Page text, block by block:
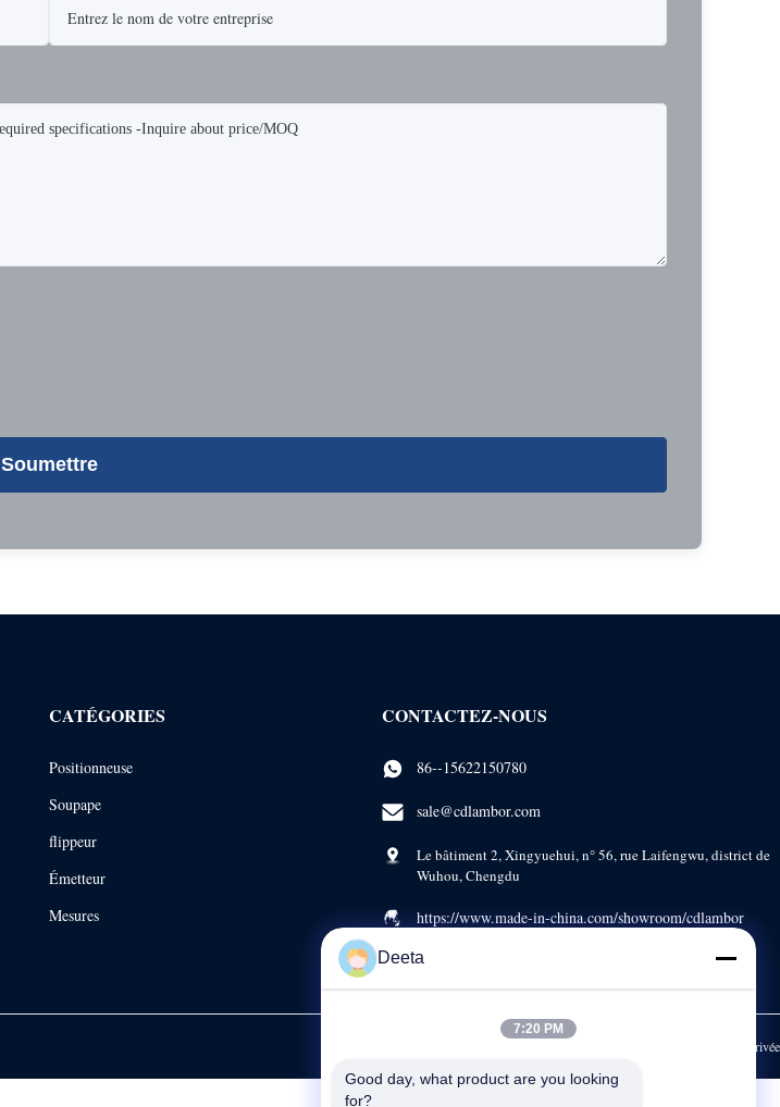
Soumettre
CATÉGORIES
Positionneuse
Soupape
flippeur
Émetteur
Mesures
CONTACTEZ-NOUS
86--15622150780
sale@cdlambor.com
Le bâtiment 2, Xingyuehui, n° 56, rue Laifengwu, district de
Wuhou, Chengdu
https://www.made-in-china.com/showroom/cdlambor
Politique en matière de protection de la vie privée
Deeta
7:20 PM
Good day, what product are you looking
for?